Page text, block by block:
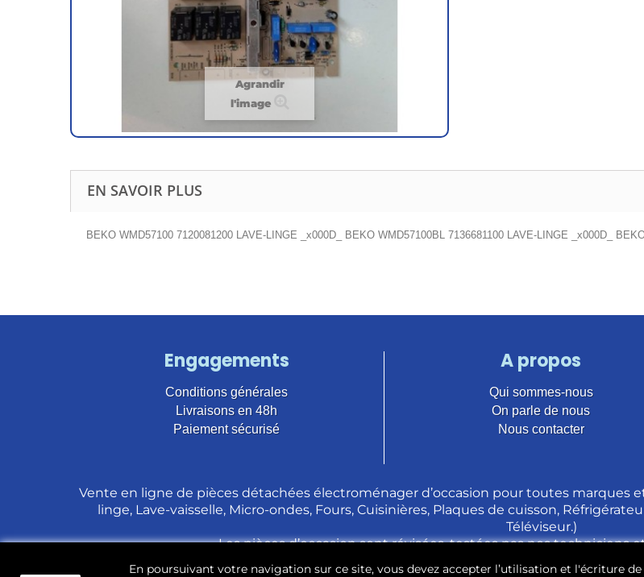
Agrandir
l'image
EN SAVOIR PLUS
BEKO WMD57100 7120081200 LAVE-LINGE _x000D_ BEKO WMD57100BL 7136681100 LAVE-LINGE _x000D_
Engagements
Conditions générales
Livraisons en 48h
Paiement sécurisé
A propos
Qui sommes-nous
On parle de nous
Nous contacter
Vente en ligne de pièces détachées électroménager d’occasion pour toutes marques
linge, Lave-vaisselle, Micro-ondes, Fours, Cuisinières, Plaques de cuisson,
Téléviseur.)
Les pièces d’occasion sont révisées, testées pas nos techniciens
En poursuivant votre navigation sur ce site, vous devez accepter l’utilisation et l'écriture